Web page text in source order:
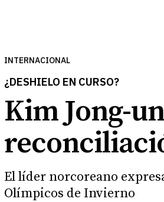
INTERNACIONAL
¿DESHIELO EN CURSO?
Kim Jong-
El líder norcoreano
Olímpicos de Invierno